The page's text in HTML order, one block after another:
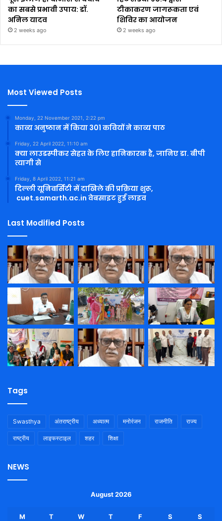
का सबसे प्रभावी उपाय: डॉ.
अनिल यादव
2 weeks ago
टीकाकरण जागरूकता एवं
शिविर का आयोजन
2 weeks ago
Most Viewed Posts
Monday, 22 November 2021, 2:22 pm
काव्य अनुष्ठान में किया 301 कवियों ने काव्य पाठ
Friday, 22 April 2022, 11:10 am
क्या लाउडस्पीकर सेहत के लिए हानिकारक है, जानिए डा. बीपी
त्यागी से
Friday, 8 April 2022, 11:21 am
दिल्ली यूनिवर्सिटी में दाखिले की प्रक्रिया शुरू,
cuet.samarth.ac.in वेबसाइट हुई लाइव
Last Modified Posts
Tags
Swasthya अंतराष्ट्रीय अध्यात्म मनोरंजन राजनीति राज्य
राष्ट्रीय लाइफस्टाइल शहर शिक्षा
NEWS
August 2026
M T W T F S S